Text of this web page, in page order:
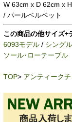
W 63cm x D 62cm x
/ パールベルベット
この商品の他サイズ+
6093モデル / シング
ソール･ローテーブル
TOP> アンティーク